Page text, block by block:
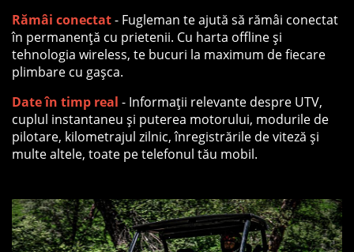
Rămâi conectat- Fugleman te ajută să rămâi conectat
în permanență cu prietenii. Cu harta offline și
tehnologia wireless, te bucuri la maximum de fiecare
plimbare cu gașca.
Date în timp real - Informații relevante despre UTV,
cuplul instantaneu și puterea motorului, modurile de
pilotare, kilometrajul zilnic, înregistrările de viteză și
multe altele, toate pe telefonul tău mobil.